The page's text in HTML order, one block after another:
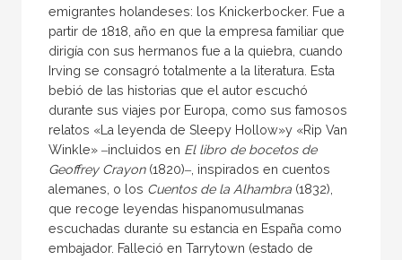
emigrantes holandeses: los Knickerbocker. Fue a
partir de 1818, año en que la empresa familiar que
dirigía con sus hermanos fue a la quiebra, cuando
Irving se consagró totalmente a la literatura. Esta
bebió de las historias que el autor escuchó
durante sus viajes por Europa, como sus famosos
relatos «La leyenda de Sleepy Hollow»y «Rip Van
Winkle» ‒incluidos en El libro de bocetos de
Geoffrey Crayon(1820)‒, inspirados en cuentos
alemanes, o los Cuentos de la Alhambra (1832),
que recoge leyendas hispanomusulmanas
escuchadas durante su estancia en España como
embajador. Falleció en Tarrytown (estado de